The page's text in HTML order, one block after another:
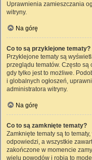
Uprawnienia zamieszczania
witryny.
Na górę
Co to są przyklejone tematy?
Przyklejone tematy są
przeglądu tematów. Często
gdy tylko jest to możliwe.
i globalnych ogłoszeń,
administratora witryny.
Na górę
Co to są zamknięte tematy?
Zamknięte tematy są to
odpowiedzi, a wszystkie
zakończone w momencie
wielu powodów i robią to